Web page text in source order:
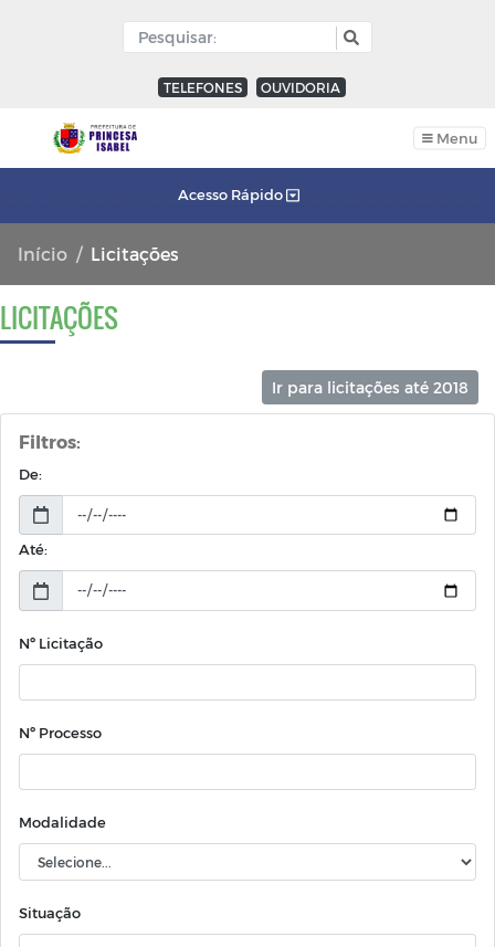
TELEFONES OUVIDORIA
Menu
Acesso Rápido
Início Licitações
LICITAÇÕES
Ir para licitações até 2018
Filtros:
De:
Até:
Nº Licitação
Nº Processo
Modalidade
Situação